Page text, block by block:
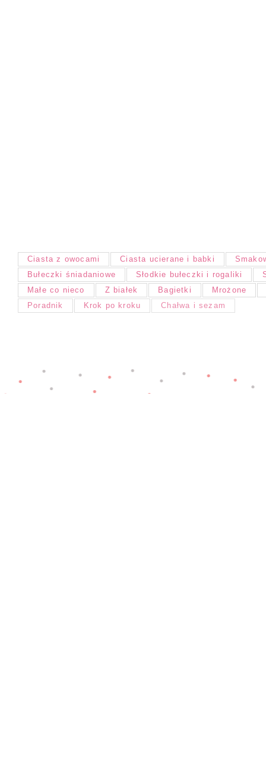
Ciasta z owocami Ciasta ucierane i babki
Bułeczki śniadaniowe
Słodkie bułeczki i rogaliki
Małe co nieco
Z białek Bagietki
Mrożone
Poradnik
Krok po kroku Chałwa i sezam